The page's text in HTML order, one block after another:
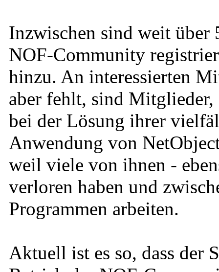
Inzwischen sind weit über
NOF-Community
hinzu. An interessierten
aber fehlt, sind Mitglieder,
bei der Lösung ihrer
Anwendung von
weil viele von ihnen -
verloren haben und
Programmen arbeiten.
Aktuell ist es so, dass der